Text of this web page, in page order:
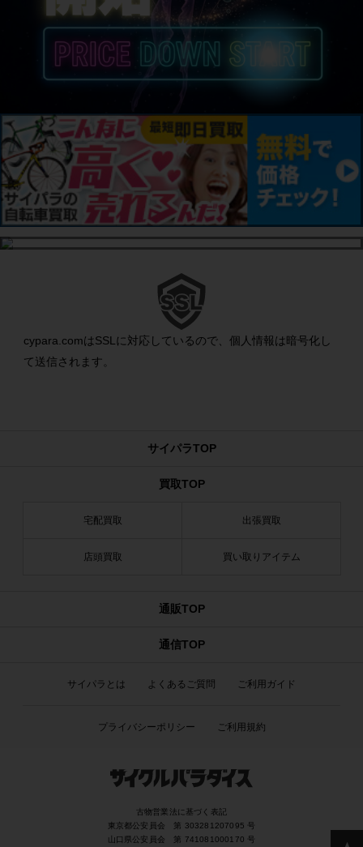
cypara.comはSSLに対応しているので、個人情報は暗号化し
て送信されます。
サイパラTOP
買取TOP
宅配買取 出張買取
店頭買取 買い取りアイテム
通販TOP
通信TOP
サイパラとは よくあるご質問 ご利用ガイド
プライバシーポリシー ご利用規約
古物営業法に基づく表記
東京都公安員会 第 303281207095 号
山口県公安員会 第 741081000170 号